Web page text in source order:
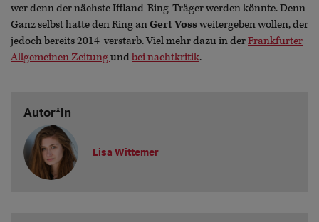
wer denn der nächste Iffland-Ring-Träger werden könnte. Denn
Ganz selbst hatte den Ring anGert Vossweitergeben wollen, der
jedoch bereits 2014 verstarb. Viel mehr dazu in derFrankfurter
Allgemeinen Zeitungundbei nachtkritik.
Autor*in
Lisa Wittemer